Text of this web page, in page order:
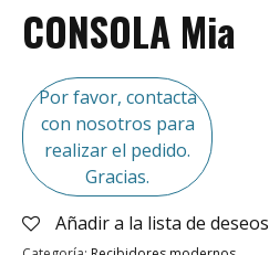
CONSOLA Mia
Por favor, contacta
con nosotros para
realizar el pedido.
Gracias.
Añadir a la lista de deseos